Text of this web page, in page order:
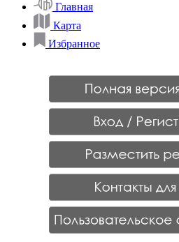
Главная
Карта
Избранное